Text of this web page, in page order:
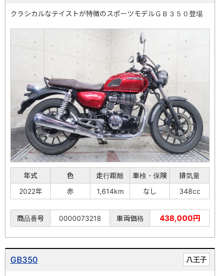
クラシカルなテイストが特徴のスポーツモデルＧＢ３５０登場
年式 色 走行距離 車検・保険
排気量
2022年
赤 1,614km なし 348cc
商品番号 0000073218 車両価格 438,000円
八王子
GB350